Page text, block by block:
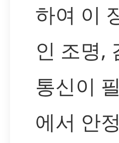
하여 이
인 조명,
통신이
에서 안